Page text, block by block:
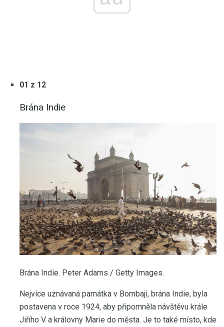
01 z 12
Brána Indie
Brána Indie. Peter Adams / Getty Images.
Nejvíce uznávaná památka v Bombaji, brána Indie, byla
postavena v roce 1924, aby připomněla návštěvu krále
Jiřího V a královny Marie do města. Je to také místo, kde